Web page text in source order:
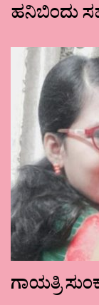
ಹನಿಬಿಂದು
ಗಾಯತ್ರಿ